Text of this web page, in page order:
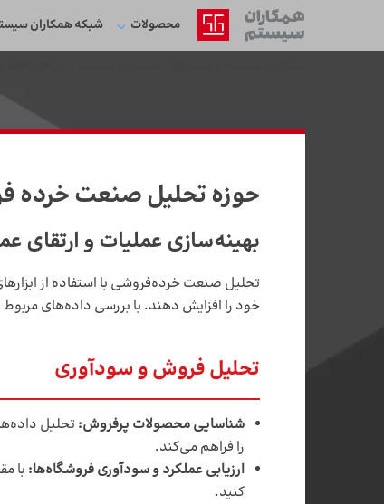
محصولات شبکه‌ همکاران
حوزه تحلیل صنعت خرده‌
بهینه‌سازی عملیات و ارتقای
خود را افزایش دهند. با بررسی داده‌های
تحلیل فروش و سودآوری
شناسایی محصولات پرفروش: تحلیل
را فراهم می‌کند.
ارزیابی عملکرد و سودآوری فروشگاه‌ها: با
کنید.